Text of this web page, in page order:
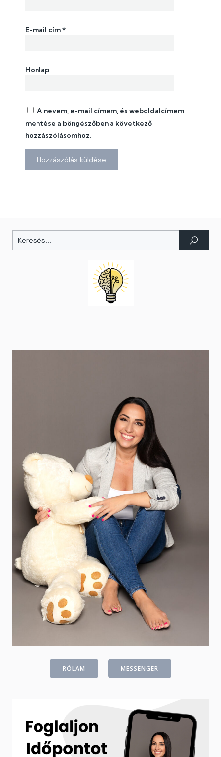
E-mail cím*
Honlap
A nevem, e-mail címem, és weboldalcímem
mentése a böngészőben a következő
hozzászólásomhoz.
RÓLAM MESSENGER